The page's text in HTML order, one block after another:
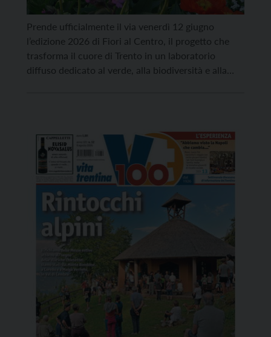
Prende ufficialmente il via venerdì 12 giugno
l’edizione 2026 di Fiori al Centro, il progetto che
trasforma il cuore di Trento in un laboratorio
diffuso dedicato al verde, alla biodiversità e alla